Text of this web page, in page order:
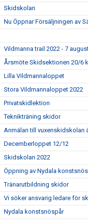
Skidskolan
Nu Öppnar Försäljningen av
Vildmanna trail 2022 - 7
Årsmöte Skidsektionen 20/6
Lilla Vildmannaloppet
Stora Vildmannaloppet 2022
Privatskidlektion
Teknikträning skidor
Anmälan till vuxenskidskolan
Decemberloppet 12/12
Skidskolan 2022
Öppning av Nydala
Tränarutbildning skidor
Vi söker ansvarig ledare för
Nydala konstsnöspår